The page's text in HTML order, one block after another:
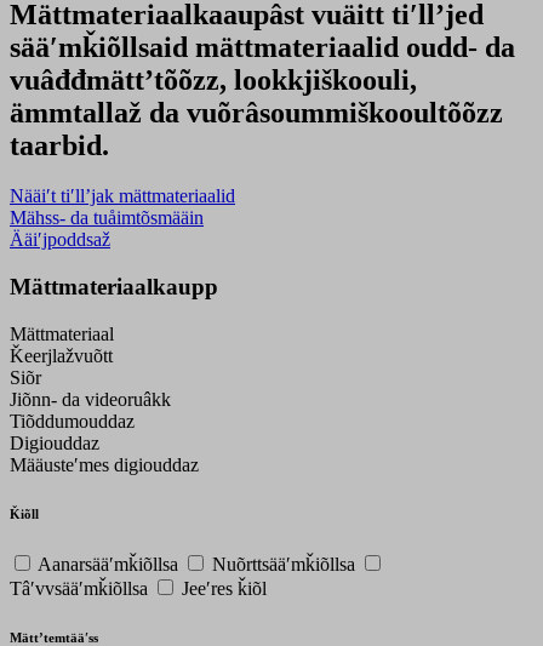
Mättmateriaalkaaupâst vuäitt tiʹllʼjed
sääʹmǩiõllsaid mättmateriaalid oudd- da
vuâđđmättʼtõõzz, lookkjiškoouli,
ämmtallaž da vuõrâsoummiškooultõõzz
taarbid.
Nääiʹt tiʹllʼjak mättmateriaalid
Mähss- da tuåimtõsmääin
Ääiʹjpoddsaž
Mättmateriaalkaupp
Mättmateriaal
Ǩeerjlažvuõtt
Siõr
Jiõnn- da videoruâkk
Tiõddumouddaz
Digiouddaz
Määusteʹmes digiouddaz
Ǩiõll
Aanarsääʹmǩiõllsa
Nuõrttsääʹmǩiõllsa
Tâʹvvsääʹmǩiõllsa
Jeeʹres ǩiõl
Mättʼtemtääʹss